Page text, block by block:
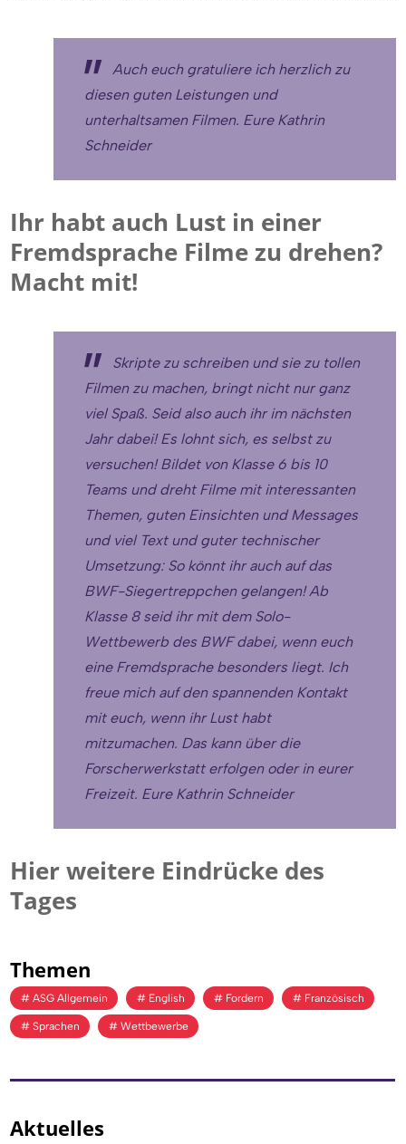
Auch euch gratuliere ich herzlich zu
diesen guten Leistungen und
unterhaltsamen Filmen. Eure Kathrin
Schneider
Ihr habt auch Lust in einer
Fremdsprache Filme zu drehen?
Macht mit!
Skripte zu schreiben und sie zu tollen
Filmen zu machen, bringt nicht nur ganz
viel Spaß. Seid also auch ihr im nächsten
Jahr dabei! Es lohnt sich, es selbst zu
versuchen! Bildet von Klasse 6 bis 10
Teams und dreht Filme mit interessanten
Themen, guten Einsichten und Messages
und viel Text und guter technischer
Umsetzung: So könnt ihr auch auf das
BWF-Siegertreppchen gelangen! Ab
Klasse 8 seid ihr mit dem Solo-
Wettbewerb des BWF dabei, wenn euch
eine Fremdsprache besonders liegt. Ich
freue mich auf den spannenden Kontakt
mit euch, wenn ihr Lust habt
mitzumachen. Das kann über die
Forscherwerkstatt erfolgen oder in eurer
Freizeit. Eure Kathrin Schneider
Hier weitere Eindrücke des
Tages
Themen
ASG Allgemein English Fordern Französisch
Sprachen Wettbewerbe
Aktuelles